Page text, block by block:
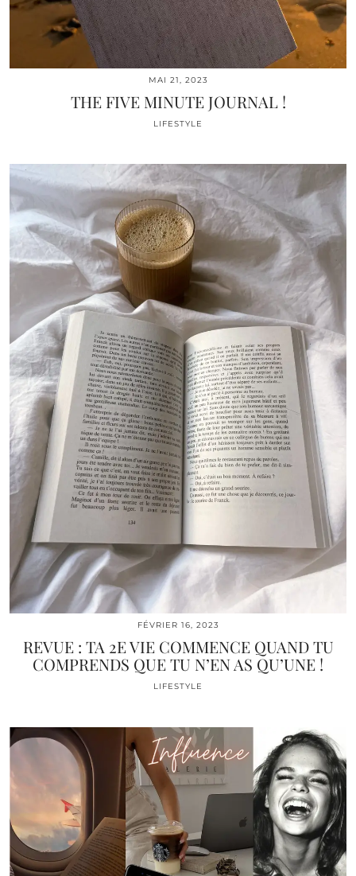
MAI 21, 2023
THE FIVE MINUTE JOURNAL !
LIFESTYLE
FÉVRIER 16, 2023
REVUE : TA 2E VIE COMMENCE QUAND TU
COMPRENDS QUE TU N’EN AS QU’UNE !
LIFESTYLE